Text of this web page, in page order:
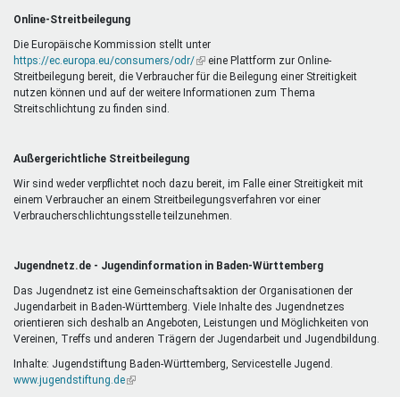
Online-Streitbeilegung
Die Europäische Kommission stellt unter
https://ec.europa.eu/consumers/odr/(Link
ist
extern)
eine Plattform zur Online-
Streitbeilegung bereit, die Verbraucher für die Beilegung einer Streitigkeit
nutzen können und auf der weitere Informationen zum Thema
Streitschlichtung zu finden sind.
Außergerichtliche Streitbeilegung
Wir sind weder verpflichtet noch dazu bereit, im Falle einer Streitigkeit mit
einem Verbraucher an einem Streitbeilegungsverfahren vor einer
Verbraucherschlichtungsstelle teilzunehmen.
Jugendnetz.de - Jugendinformation in Baden-Württemberg
Das Jugendnetz ist eine Gemeinschaftsaktion der Organisationen der
Jugendarbeit in Baden-Württemberg. Viele Inhalte des Jugendnetzes
orientieren sich deshalb an Angeboten, Leistungen und Möglichkeiten von
Vereinen, Treffs und anderen Trägern der Jugendarbeit und Jugendbildung.
Inhalte: Jugendstiftung Baden-Württemberg, Servicestelle Jugend.
www.jugendstiftung.de(Link